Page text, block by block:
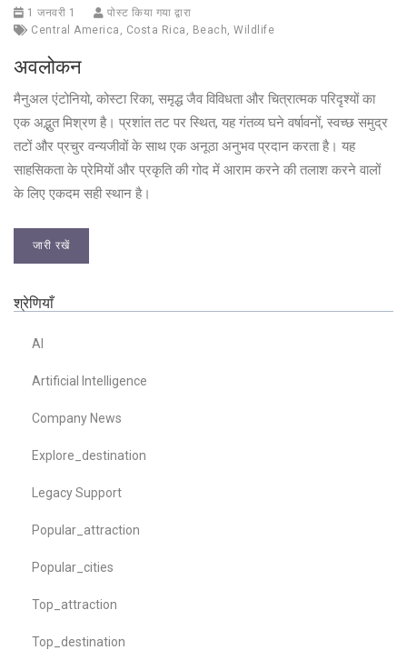
1 जनवरी 1
पोस्ट किया गया द्वारा
Central America , Costa Rica , Beach, Wildlife
अवलोकन
मैनुअल एंटोनियो, कोस्टा रिका, समृद्ध जैव विविधता और चित्रात्मक परिदृश्यों का
एक अद्भुत मिश्रण है। प्रशांत तट पर स्थित, यह गंतव्य घने वर्षावनों, स्वच्छ समुद्र
तटों और प्रचुर वन्यजीवों के साथ एक अनूठा अनुभव प्रदान करता है। यह
साहसिकता के प्रेमियों और प्रकृति की गोद में आराम करने की तलाश करने वालों
के लिए एकदम सही स्थान है।
जारी रखें
श्रेणियाँ
AI
Artificial Intelligence
Company News
Explore_destination
Legacy Support
Popular_attraction
Popular_cities
Top_attraction
Top_destination